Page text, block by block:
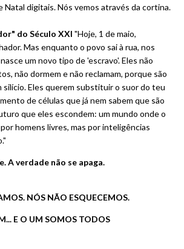
Natal digitais. Nós vemos através da cortina.
do Século XXI "Hoje, 1 de maio,
Mas enquanto o povo sai à rua, nos
um novo tipo de 'escravo'. Eles não
não dormem e não reclamam, porque são
silício. Eles querem substituir o suor do teu
de células que já nem sabem que são
que eles escondem: um mundo onde o
homens livres, mas por inteligências
A verdade não se apaga.
NÓS NÃO ESQUECEMOS.
E O UM SOMOS TODOS